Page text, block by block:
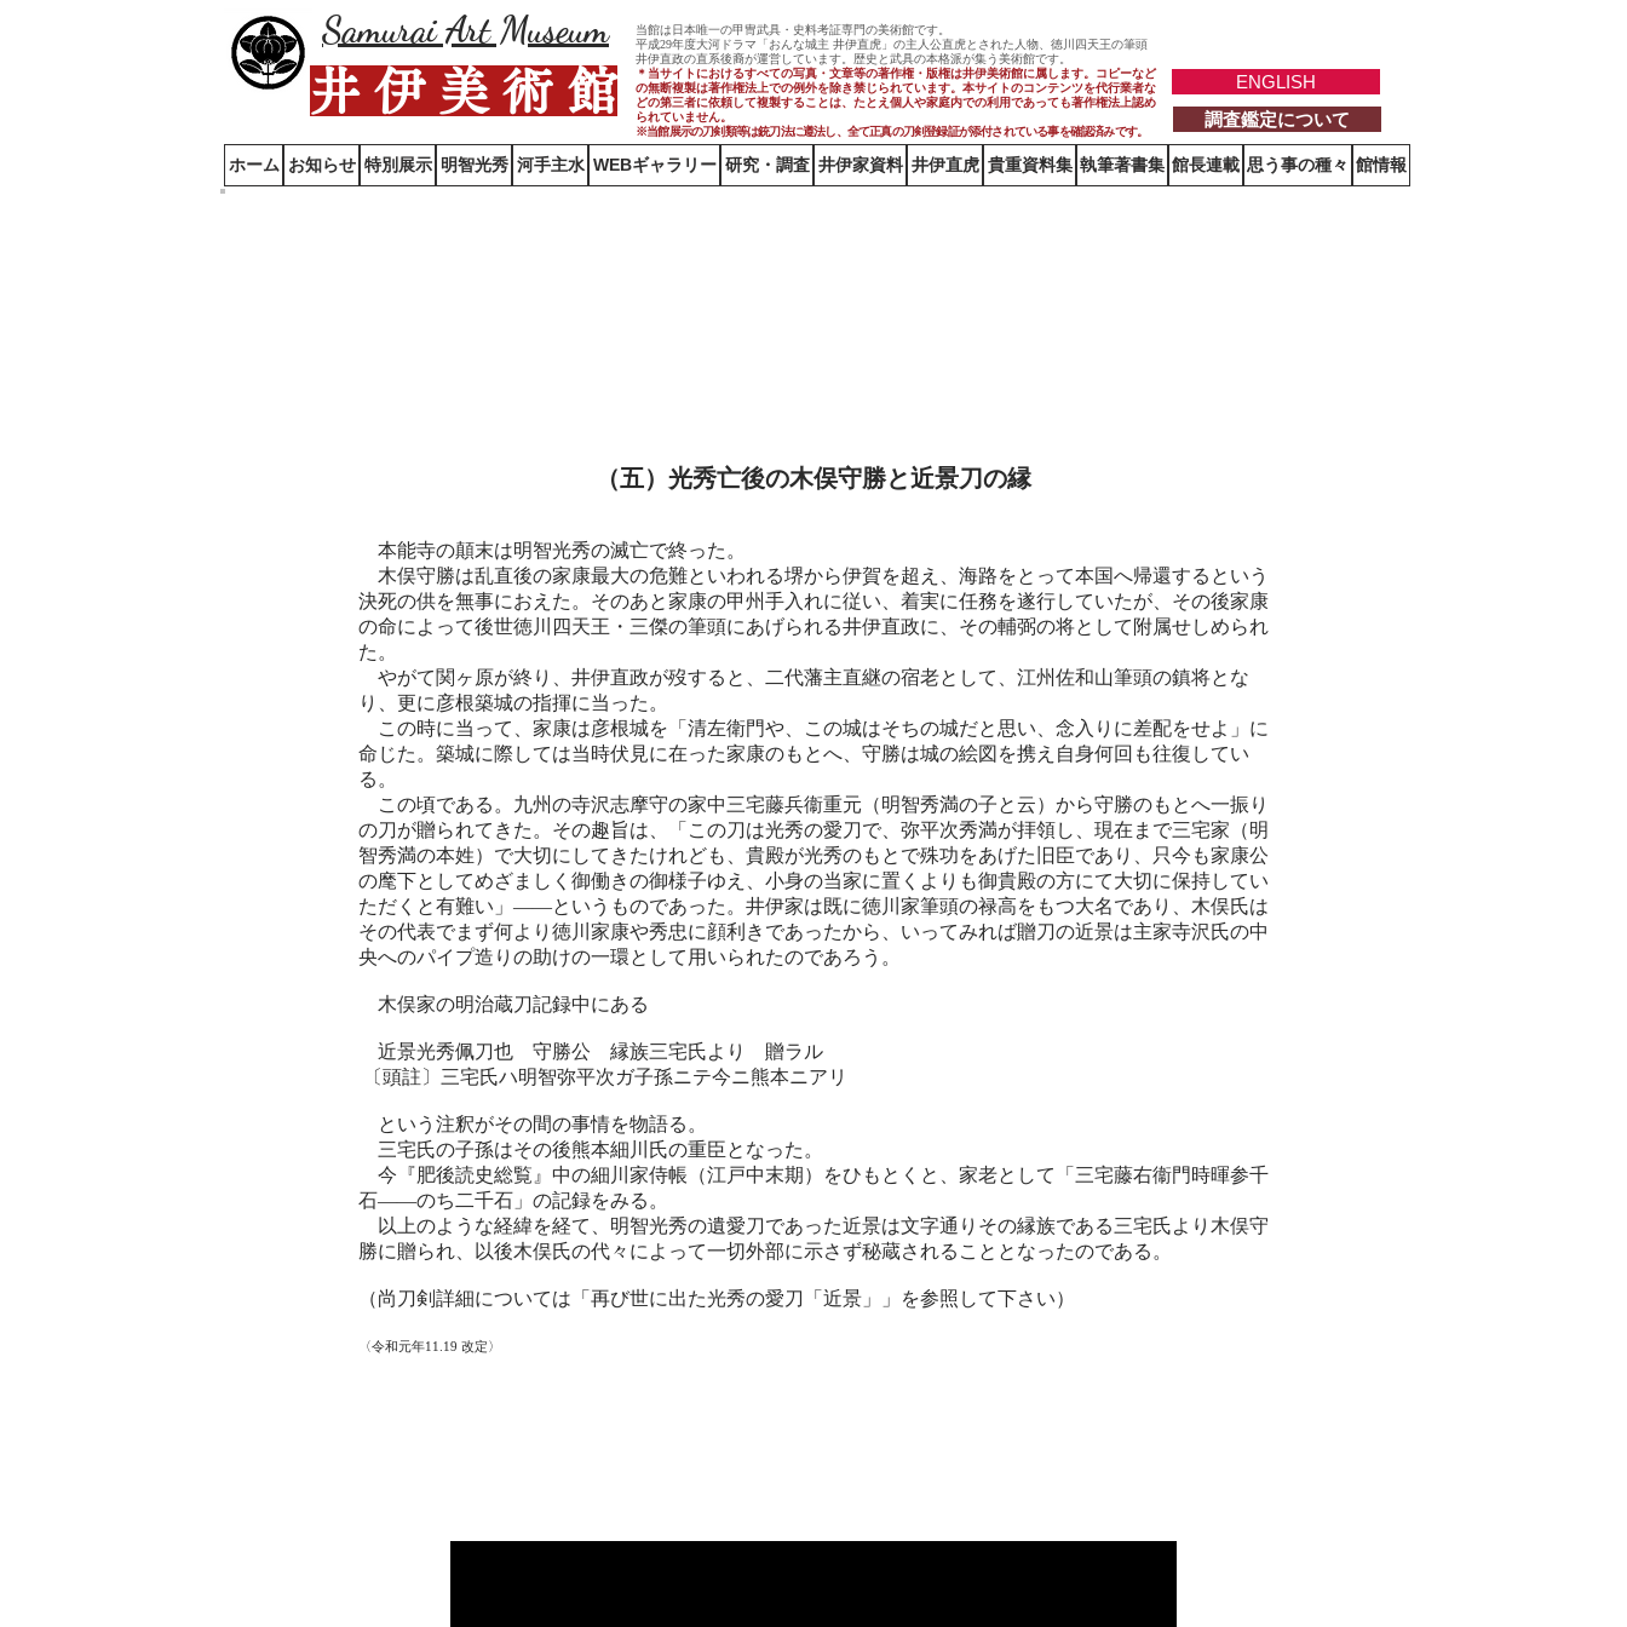
Samurai Art Museum
井 伊 美 術 館
当館は日本唯一の甲冑武具・史料考証専門の美術館です。
平成29年度大河ドラマ「おんな城主 井伊直虎」の主人公直虎とされた人物、徳川四天王の筆頭
井伊直政の直系後裔が運営しています。歴史と武具の本格派が集う美術館です。
＊当サイトにおけるすべての写真・文章等の著作権・版権は井伊美術館に属します。コピーなど
の無断複製は著作権法上での例外を除き禁じられています。本サイトのコンテンツを代行業者な
どの第三者に依頼して複製することは、たとえ個人や家庭内での利用であっても著作権法上認め
られていません。
※当館展示の刀剣類等は銃刀法に遵法し、​全て正真の刀剣登録証が添付されている事を確認済みです。
ENGLISH
調査鑑定について
ホーム お知らせ 特別展示 明智光秀 河手主水 WEBギャラリー 研究・調査 井伊家資料 井伊直虎 貴重資料集 執筆著書集 館長連載 思う事の種々 館情報
（五）光秀亡後の木俣守勝と近景刀の縁
本能寺の顛末は明智光秀の滅亡で終った。
木俣守勝は乱直後の家康最大の危難といわれる堺から伊賀を超え、海路をとって本国へ帰還するという
決死の供を無事におえた。そのあと家康の甲州手入れに従い、着実に任務を遂行していたが、その後家康
の命によって後世徳川四天王・三傑の筆頭にあげられる井伊直政に、その輔弼の将として附属せしめられ
た。
やがて関ヶ原が終り、井伊直政が歿すると、二代藩主直継の宿老として、江州佐和山筆頭の鎮将とな
り、更に彦根築城の指揮に当った。
この時に当って、家康は彦根城を「清左衛門や、この城はそちの城だと思い、念入りに差配をせよ」に
命じた。築城に際しては当時伏見に在った家康のもとへ、守勝は城の絵図を携え自身何回も往復してい
る。
この頃である。九州の寺沢志摩守の家中三宅藤兵衞重元（明智秀満の子と云）から守勝のもとへ一振り
の刀が贈られてきた。その趣旨は、「この刀は光秀の愛刀で、弥平次秀満が拝領し、現在まで三宅家（明
智秀満の本姓）で大切にしてきたけれども、貴殿が光秀のもとで殊功をあげた旧臣であり、只今も家康公
の麾下としてめざましく御働きの御様子ゆえ、小身の当家に置くよりも御貴殿の方にて大切に保持してい
ただくと有難い」——というものであった。井伊家は既に徳川家筆頭の禄高をもつ大名であり、木俣氏は
その代表でまず何より徳川家康や秀忠に顔利きであったから、いってみれば贈刀の近景は主家寺沢氏の中
央へのパイプ造りの助けの一環として用いられたのであろう。
木俣家の明治蔵刀記録中にある
近景光秀佩刀也 守勝公 縁族三宅氏より 贈ラル
〔頭註〕三宅氏ハ明智弥平次ガ子孫ニテ今ニ熊本ニアリ
という注釈がその間の事情を物語る。
三宅氏の子孫はその後熊本細川氏の重臣となった。
今『肥後読史総覧』中の細川家侍帳（江戸中末期）をひもとくと、家老として「三宅藤右衞門時暉参千
石——のち二千石」の記録をみる。
以上のような経緯を経て、明智光秀の遺愛刀であった近景は文字通りその縁族である三宅氏より木俣守
勝に贈られ、以後木俣氏の代々によって一切外部に示さず秘蔵されることとなったのである。
（尚刀剣詳細については「再び世に出た光秀の愛刀「近景」」を参照して下さい）
〈令和元年11.19 改定〉